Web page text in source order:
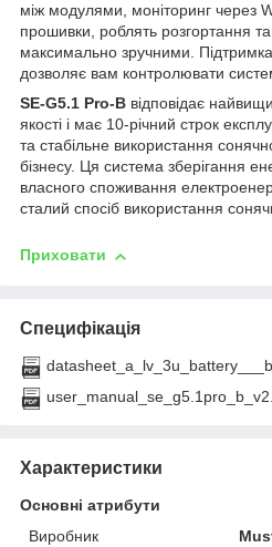
між модулями, моніторинг через
прошивки, роблять розгортання
максимально зручними.
дозволяє вам контролювати
SE-G5.1 Pro-B відповідає
якості і має 10-річний строк
та стабільне використання
бізнесу. Ця система зберігання
власного споживання
сталий спосіб використання
Приховати
Специфікація
Характеристики
Основні атрибути
Виробник